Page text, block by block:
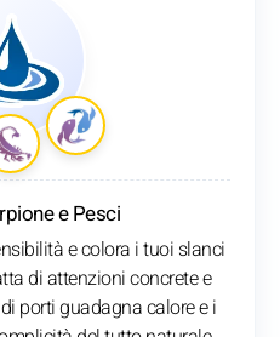
e Pesci
e colora i tuoi slanci
di attenzioni concrete e
porti guadagna calore e i